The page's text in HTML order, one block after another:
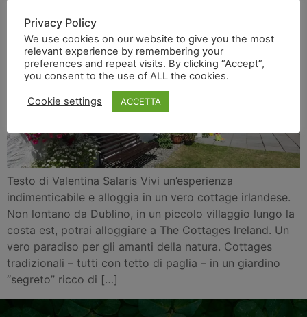
Testo di Valentina Salaris Vivi un’esperienza
indimenticabile e alloggia in un vero cottage irlandese.
Non lontano da Dublino, in un piccolo villaggio lungo la
costa est, potrai alloggiare a The Cottages Ireland. Un
vero paradiso per gli amanti della natura. Cottages
tradizionali – tutti con tetto di paglia – in un giardino
“segreto” ricco di […]
Privacy Policy
We use cookies on our website to give you the most
relevant experience by remembering your
preferences and repeat visits. By clicking “Accept”,
you consent to the use of ALL the cookies.
Cookie settings ACCETTA